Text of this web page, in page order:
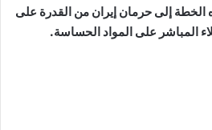
إلى حرمان إيران من القدرة على
المباشر على المواد الحساسة.